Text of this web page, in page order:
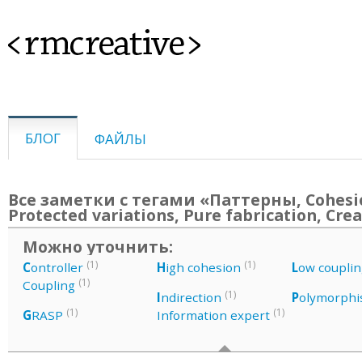
<rmcreative>
БЛОГ ФАЙЛЫ
Все заметки с тегами «Паттерны,
Protected variations, Pure fabrication,
Можно уточнить:
Controller (1)
Coupling (1)
GRASP (1)
High cohesion (1)
Indirection (1)
Information expert (1)
Low
P